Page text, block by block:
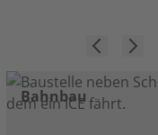
Bahnbau